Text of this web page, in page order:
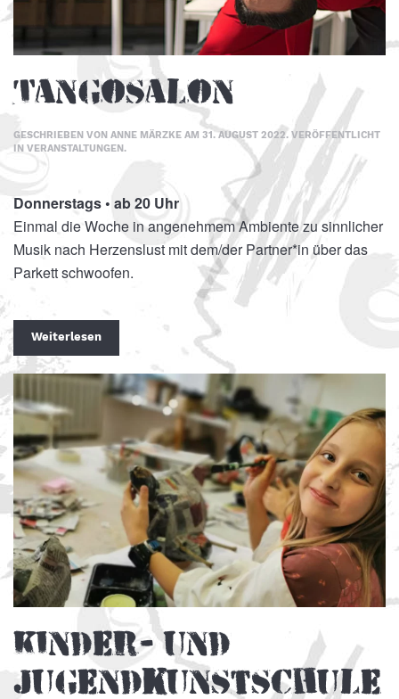
Tangosalon
GESCHRIEBEN VON ANNE MÄRZKE AM 31. AUGUST 2022. VERÖFFENTLICHT
IN VERANSTALTUNGEN.
Donnerstags • ab 20 Uhr
Einmal die Woche in angenehmem Ambiente zu sinnlicher
Musik nach Herzenslust mit dem/der Partner*in über das
Parkett schwoofen.
Weiterlesen
Kinder- und
Jugendkunstschule